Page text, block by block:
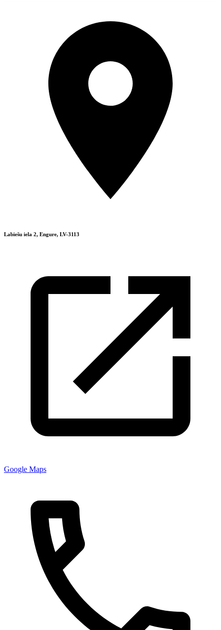
Labiešu iela 2, Engure, LV-3113
Google Maps